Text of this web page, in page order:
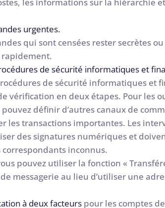
urgentes.
qui sont censées rester secrètes
rapidement.
de sécurité informatiques et
de sécurité informatiques et
vérification en deux étapes. Pour les
définir d’autres canaux de
les transactions importantes. Les
des signatures numériques et
correspondants inconnus.
pouvez utiliser la fonction «
messagerie au lieu d’utiliser une
à deux facteurs pour les comptes